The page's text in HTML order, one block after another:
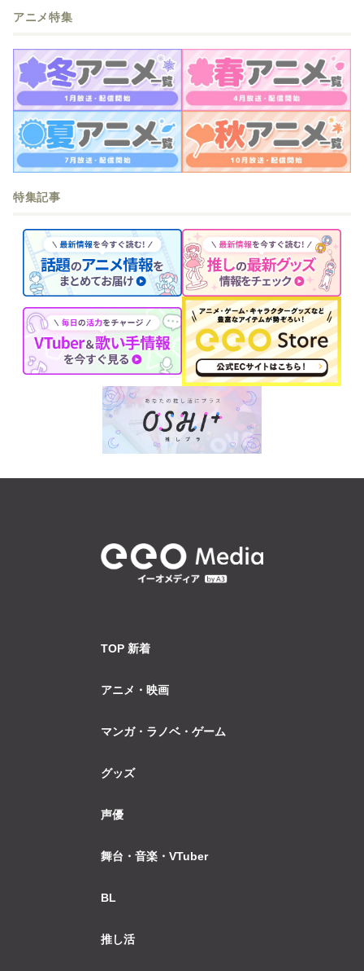
アニメ特集
特集記事
TOP 新着
アニメ・映画
マンガ・ラノベ・ゲーム
グッズ
声優
舞台・音楽・VTuber
BL
推し活